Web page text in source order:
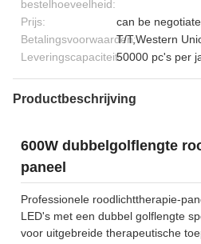
bestelhoeveelheid:
Prijs:
can be
Betalingsvoorwaarden:T/T,Western
Leveringscapaciteit:50000 pc's per
Productbeschrijving
600W dubbelgolflengte
paneel
Professionele roodlichttherapie-
LED's met een dubbel golflengte
voor uitgebreide therapeutische